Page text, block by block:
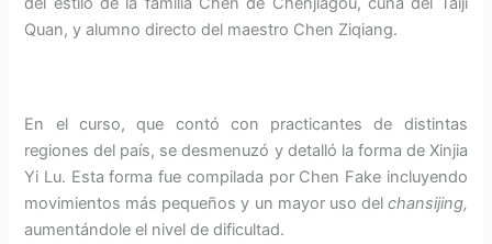
Quan, y alumno directo del maestro Chen Ziqiang.
En el curso, que contó con practicantes de distintas
regiones del país, se desmenuzó y detalló la forma de Xinjia
Yi Lu. Esta forma fue compilada por Chen Fake incluyendo
movimientos más pequeños y un mayor uso del chansijing,
aumentándole el nivel de dificultad.